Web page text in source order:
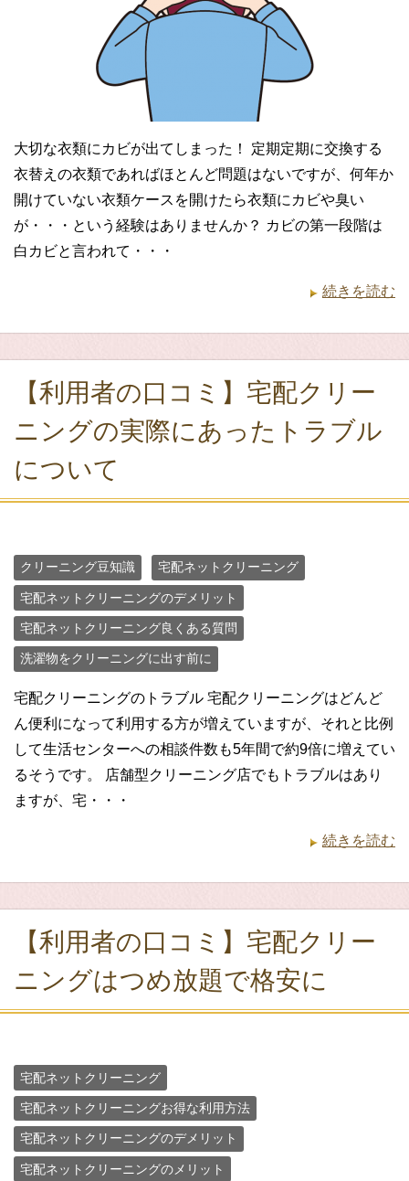
大切な衣類にカビが出てしまった！ 定期定期に交換する
衣替えの衣類であればほとんど問題はないですが、何年か
開けていない衣類ケースを開けたら衣類にカビや臭い
が・・・という経験はありませんか？ カビの第一段階は
白カビと言われて・・・
続きを読む
【利用者の口コミ】宅配クリー
ニングの実際にあったトラブル
について
クリーニング豆知識 宅配ネットクリーニング
宅配ネットクリーニングのデメリット
宅配ネットクリーニング良くある質問
洗濯物をクリーニングに出す前に
宅配クリーニングのトラブル 宅配クリーニングはどんど
ん便利になって利用する方が増えていますが、それと比例
して生活センターへの相談件数も5年間で約9倍に増えてい
るそうです。 店舗型クリーニング店でもトラブルはあり
ますが、宅・・・
続きを読む
【利用者の口コミ】宅配クリー
ニングはつめ放題で格安に
宅配ネットクリーニング
宅配ネットクリーニングお得な利用方法
宅配ネットクリーニングのデメリット
宅配ネットクリーニングのメリット